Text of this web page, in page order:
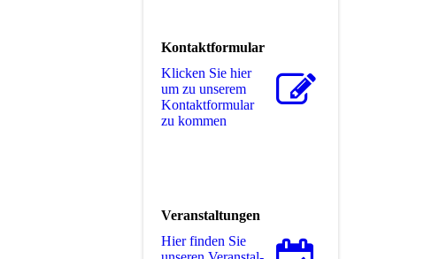
Kontaktformular
Klicken Sie hier
um zu unserem
Kon­takt­for­mu­lar
zu kommen
Veranstaltungen
Hier finden Sie